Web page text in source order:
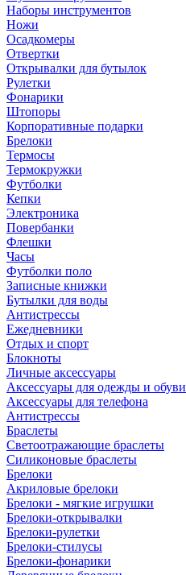
Наборы инструментов
Ножи
Осадкомеры
Отвертки
Открывалки для бутылок
Рулетки
Фонарики
Штопоры
Корпоративные подарки
Брелоки
Термосы
Термокружки
Футболки
Кепки
Электроника
Повербанки
Флешки
Часы
Футболки поло
Записные книжки
Бутылки для воды
Антистрессы
Ежедневники
Отдых и спорт
Блокноты
Личные аксессуары
Аксессуары для одежды и обуви
Аксессуары для телефона
Антистрессы
Браслеты
Светоотражающие браслеты
Силиконовые браслеты
Брелоки
Акриловые брелоки
Брелоки - мягкие игрушки
Брелоки-открывалки
Брелоки-рулетки
Брелоки-стилусы
Брелоки-фонарики